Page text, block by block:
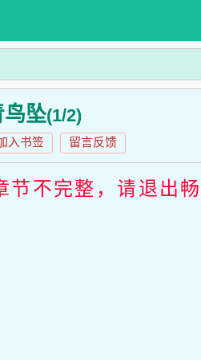
鸟坠(1/2)
入书签 留言反馈
节不完整，请退出